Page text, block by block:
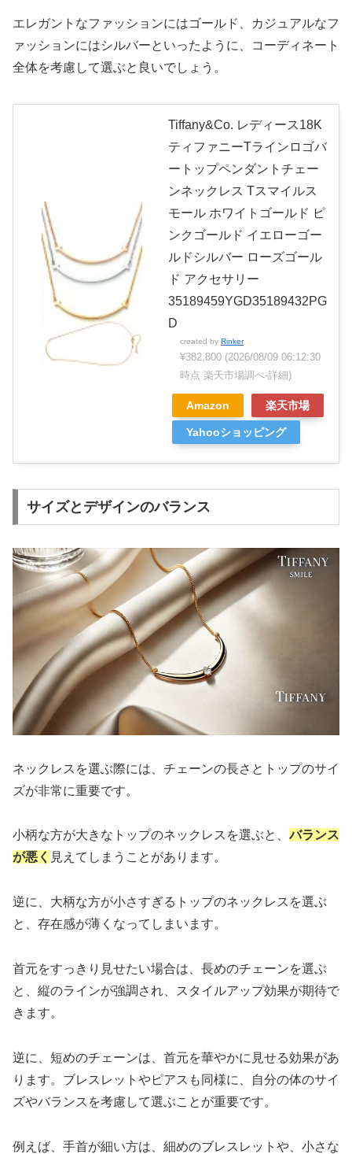
エレガントなファッションにはゴールド、カジュアルなフ
ァッションにはシルバーといったように、コーディネート
全体を考慮して選ぶと良いでしょう。
Tiffany&Co. レディース18K
ティファニーTラインロゴバ
ートップペンダントチェー
ンネックレス Tスマイルス
モール ホワイトゴールド ピ
ンクゴールド イエローゴー
ルドシルバー ローズゴール
ド アクセサリー
35189459YGD35189432PG
D
created by Rinker
¥382,800 (2026/08/09 06:12:30
時点 楽天市場調べ-詳細)
Amazon 楽天市場
Yahooショッピング
サイズとデザインのバランス
ネックレスを選ぶ際には、チェーンの長さとトップのサイ
ズが非常に重要です。
小柄な方が大きなトップのネックレスを選ぶと、バランス
が悪く 見えてしまうことがあります。
逆に、大柄な方が小さすぎるトップのネックレスを選ぶ
と、存在感が薄くなってしまいます。
首元をすっきり見せたい場合は、長めのチェーンを選ぶ
と、縦のラインが強調され、スタイルアップ効果が期待で
きます。
逆に、短めのチェーンは、首元を華やかに見せる効果があ
ります。ブレスレットやピアスも同様に、自分の体のサイ
ズやバランスを考慮して選ぶことが重要です。
例えば、手首が細い方は、細めのブレスレットや、小さな